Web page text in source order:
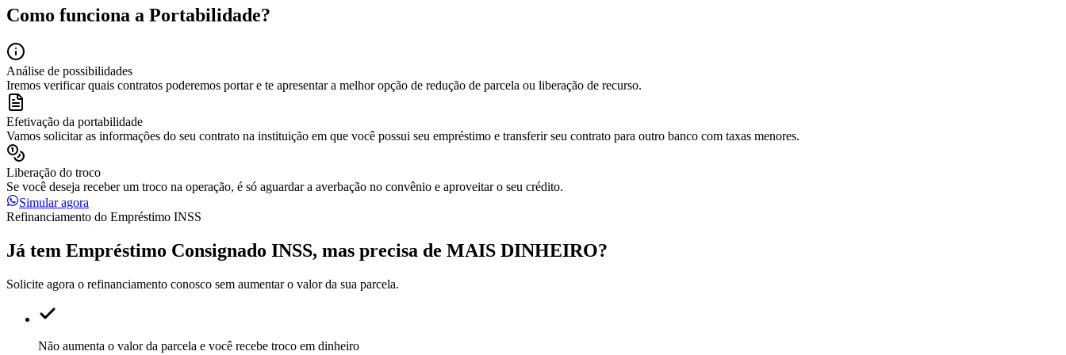
Como funciona a Portabilidade?
Análise de possibilidades
Iremos verificar quais contratos poderemos portar e te apresentar a melhor opção de redução de parcela ou liberação de recurso.
Efetivação da portabilidade
Vamos solicitar as informações do seu contrato na instituição em que você possui seu empréstimo e transferir seu contrato para outro banco com taxas menores.
Liberação do troco
Se você deseja receber um troco na operação, é só aguardar a averbação no convênio e aproveitar o seu crédito.
Simular agora
Refinanciamento do Empréstimo INSS
Já tem Empréstimo Consignado INSS, mas precisa de MAIS DINHEIRO?
Solicite agora o refinanciamento conosco sem aumentar o valor da sua parcela.
Não aumenta o valor da parcela e você recebe troco em dinheiro